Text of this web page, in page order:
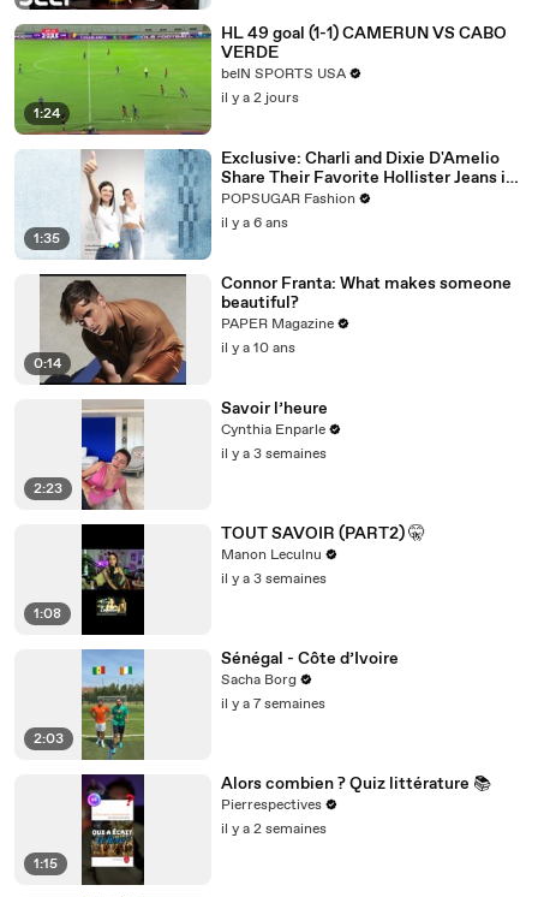
1:24
HL 49 goal (1-1) CAMERUN VS CABO
VERDE
beIN SPORTS USA
il y a 2 jours
1:35
Exclusive: Charli and Dixie D'Amelio
Share Their Favorite Hollister Jeans in
This New TikTok Dance Challenge
POPSUGAR Fashion
il y a 6 ans
0:14
Connor Franta: What makes someone
beautiful?
PAPER Magazine
il y a 10 ans
2:23
Savoir l’heure
Cynthia Enparle
il y a 3 semaines
1:08
TOUT SAVOIR (PART2) 🤫
Manon Leculnu
il y a 3 semaines
2:03
Sénégal - Côte d’Ivoire
Sacha Borg
il y a 7 semaines
1:15
Alors combien ? Quiz littérature 📚
Pierrespectives
il y a 2 semaines